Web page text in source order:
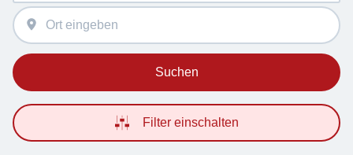
Suchen
Filter einschalten